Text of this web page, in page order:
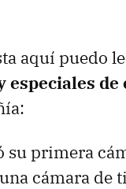
aquí puedo
especiales de
su primera
cámara